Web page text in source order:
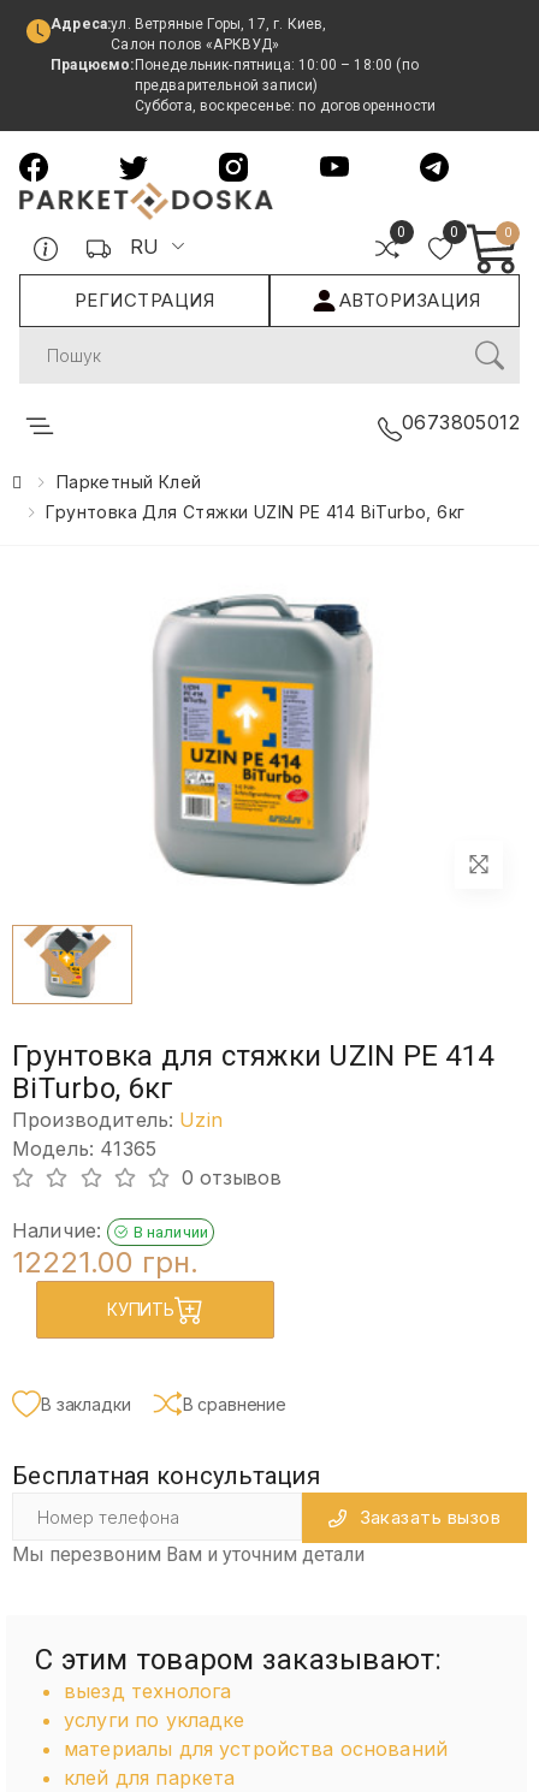
Адреса:ул. Ветряные Горы, 17, г. Киев,
Салон полов «АРКВУД»
Працюємо: Понедельник-пятница: 10:00 – 18:00 (по
предварительной записи)
Суббота, воскресенье: по договоренности
RU
0 0 0
РЕГИСТРАЦИЯ АВТОРИЗАЦИЯ
Search
0673805012
Паркетный Клей
Грунтовка Для Стяжки UZIN PE 414 BiTurbo, 6кг
Грунтовка для стяжки UZIN PE 414
BiTurbo, 6кг
Производитель: Uzin
Модель: 41365
0 отзывов
Наличие: В наличии
12221.00 грн.
КУПИТЬ
В закладки В сравнение
Бесплатная консультация
Заказать вызов
Мы перезвоним Вам и уточним детали
С этим товаром заказывают:
выезд технолога
услуги по укладке
материалы для устройства оснований
клей для паркета